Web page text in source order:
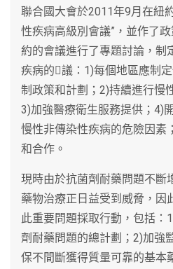
聯合國大會於2011年9月在紐
性疾病高級別會議”，並作了
約的會議進行了專題討論，制
疾病的議：1)每個地區應制
制政策和計劃；2)持續進行慢
3)加強醫療衛生服務提供；4)
慢性非傳染性疾病的危險因素
和合作。
現時由於抗菌劑耐藥問題不斷
藥物治療正日益受到威脅，因
此重要問題採取行動，包括：
劑耐藥問題的總計劃；2)加強
保不間斷獲得質量可靠的基本